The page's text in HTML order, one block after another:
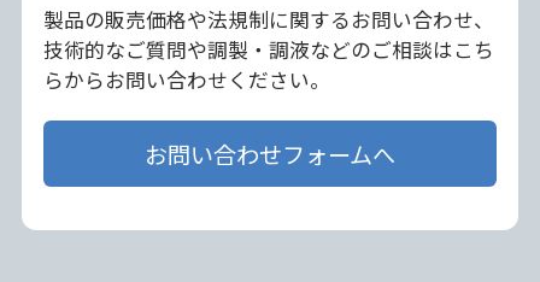
製品の販売価格や法規制に関するお問い合わせ、
技術的なご質問や調製・調液などのご相談はこち
らからお問い合わせください。
お問い合わせフォームへ